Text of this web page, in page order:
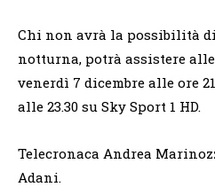
Chi non avrà la possibilità
notturna, potrà assistere
venerdì 7 dicembre alle ore
alle 23.30 su Sky Sport 1 HD.
Telecronaca Andrea
Adani.